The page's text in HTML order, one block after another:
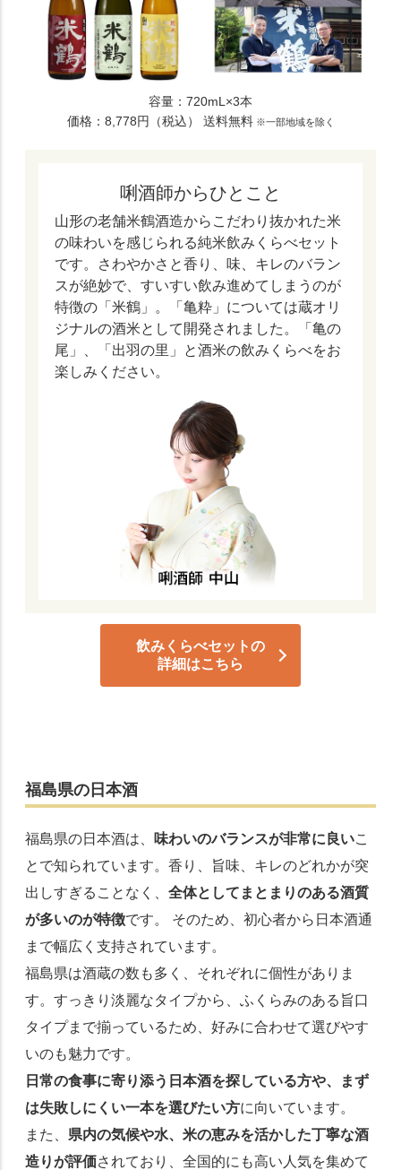
容量：720mL×3本
価格：8,778円（税込） 送料無料※一部地域を除く
唎酒師からひとこと
山形の老舗米鶴酒造からこだわり抜かれた米
の味わいを感じられる純米飲みくらべセット
です。さわやかさと香り、味、キレのバラン
スが絶妙で、すいすい飲み進めてしまうのが
特徴の「米鶴」。「亀粋」については蔵オリ
ジナルの酒米として開発されました。「亀の
尾」、「出羽の里」と酒米の飲みくらべをお
楽しみください。
飲みくらべセットの
詳細はこちら
福島県の日本酒
福島県の日本酒は、 味わいのバランスが非常に良いこ
とで知られています。香り、旨味、キレのどれかが突
出しすぎることなく、 全体としてまとまりのある酒質
が多いのが特徴です。 そのため、初心者から日本酒通
まで幅広く支持されています。
福島県は酒蔵の数も多く、それぞれに個性がありま
す。すっきり淡麗なタイプから、ふくらみのある旨口
タイプまで揃っているため、好みに合わせて選びやす
いのも魅力です。
日常の食事に寄り添う日本酒を探している方や、まず
は失敗しにくい一本を選びたい方に向いています。
また、 県内の気候や水、米の恵みを活かした丁寧な酒
造りが評価されており、全国的にも高い人気を集めて